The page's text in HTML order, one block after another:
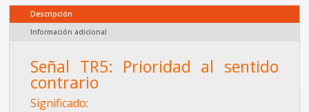
Descripción
Información adicional
Señal TR5: Prioridad al sentido
contrario
Significado: